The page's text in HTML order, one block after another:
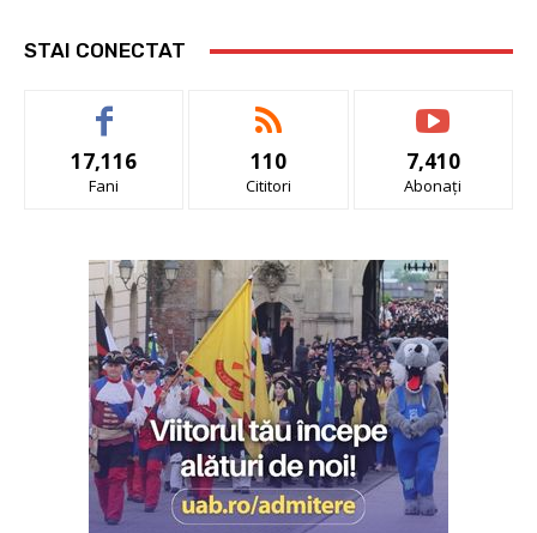
STAI CONECTAT
17,116
Fani
110
Cititori
7,410
Abonați